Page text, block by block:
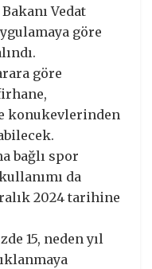
Vedat
göre
göre
konukevlerinden
bağlı spor
da
2024 tarihine
15, neden yıl